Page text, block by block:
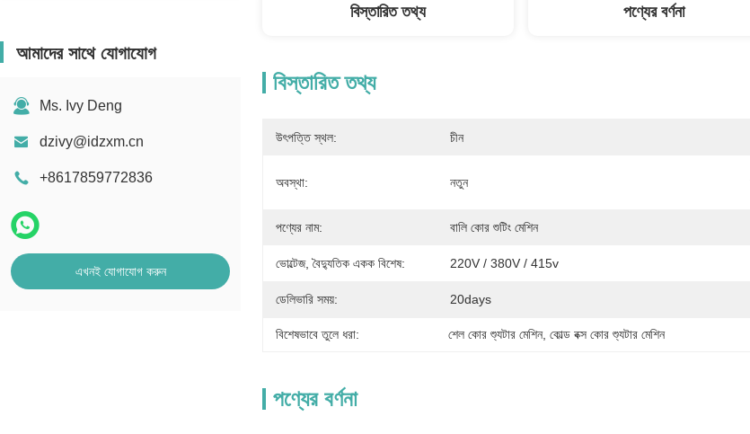
আমাদের সাথে যোগাযোগ
Ms. Ivy Deng
dzivy@idzxm.cn
+8617859772836
এখনই যোগাযোগ করুন
বিস্তারিত তথ্য পণ্যের বর্ণনা
বিস্তারিত তথ্য
উৎপত্তি স্থল: চীন
অবস্থা: নতুন
পণ্যের নাম: বালি কোর শুটিং মেশিন
ভোল্টেজ, বৈদ্যুতিক একক বিশেষ: 220V / 380V / 415v
ডেলিভারি সময়: 20days
বিশেষভাবে তুলে ধরা: শেল কোর শ্যুটার মেশিন, কোল্ড বক্স কোর শ্যুটার মেশিন
পণ্যের বর্ণনা